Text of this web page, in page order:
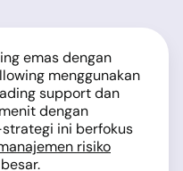
emas dengan
menggunakan
support dan
dengan
ini berfokus
risiko